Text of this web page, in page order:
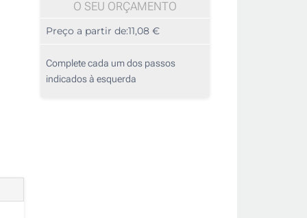
O SEU ORÇAMENTO
Preço a partir de:11,08 €
Complete cada um dos passos
indicados à esquerda